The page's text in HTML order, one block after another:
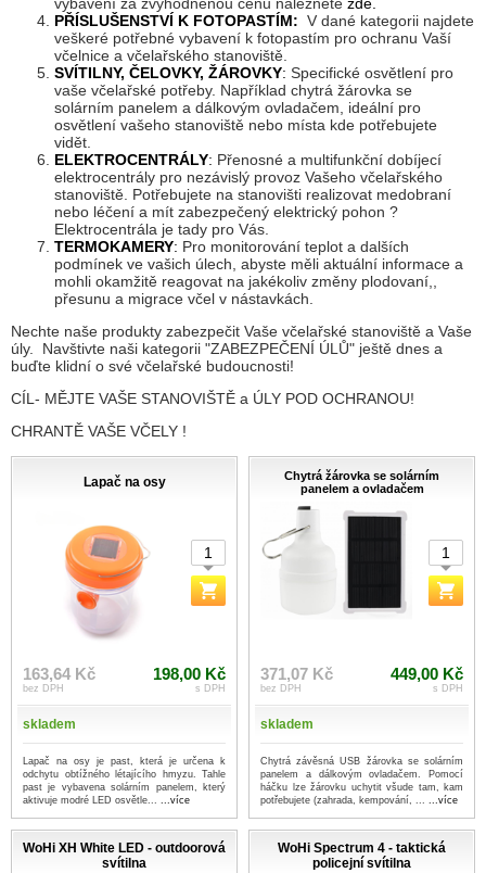
PŘÍSLUŠENSTVÍ K FOTOPASTÍM: V dané kategorii najdete
veškeré potřebné vybavení k fotopastím pro ochranu Vaší
včelnice a včelařského stanoviště.
SVÍTILNY, ČELOVKY, ŽÁROVKY: Specifické osvětlení pro
vaše včelařské potřeby. Například chytrá žárovka se
solárním panelem a dálkovým ovladačem, ideální pro
osvětlení vašeho stanoviště nebo místa kde potřebujete
vidět.
ELEKTROCENTRÁLY: Přenosné a multifunkční dobíjecí
elektrocentrály pro nezávislý provoz Vašeho včelařského
stanoviště. Potřebujete na stanovišti realizovat medobraní
nebo léčení a mít zabezpečený elektrický pohon ?
Elektrocentrála je tady pro Vás.
TERMOKAMERY: Pro monitorování teplot a dalších
podmínek ve vašich úlech, abyste měli aktuální informace a
mohli okamžitě reagovat na jakékoliv změny plodovaní,,
přesunu a migrace včel v nástavkách.
Nechte naše produkty zabezpečit Vaše včelařské stanoviště a Vaše
úly. Navštivte naši kategorii "ZABEZPEČENÍ ÚLŮ" ještě dnes a
buďte klidní o své včelařské budoucnosti!
CÍL- MĚJTE VAŠE STANOVIŠTĚ a ÚLY POD OCHRANOU!
CHRANTĚ VAŠE VČELY !
Lapač na osy
163,64 Kč
bez DPH
198,00 Kč
s DPH
skladem
Lapač na osy je past, která je určena k
odchytu obtížného létajícího hmyzu. Tahle
past je vybavena solárním panelem, který
aktivuje modré LED osvětle... ...více
Chytrá žárovka se solárním
panelem a ovladačem
371,07 Kč
bez DPH
449,00 Kč
s DPH
skladem
Chytrá závěsná USB žárovka se solárním
panelem a dálkovým ovladačem. Pomocí
háčku lze žárovku uchytit všude tam, kam
potřebujete (zahrada, kempování, ... ...více
WoHi XH White LED - outdoorová
svítilna
WoHi Spectrum 4 - taktická
policejní svítilna